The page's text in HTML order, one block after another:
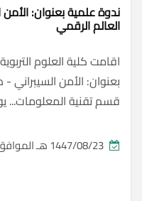
ندوة علمية بعنوان:
العالم الرقمي
اقامت كلية العلوم
بعنوان: الأمن السيبراني
قسم تقنية المعلومات... يوم